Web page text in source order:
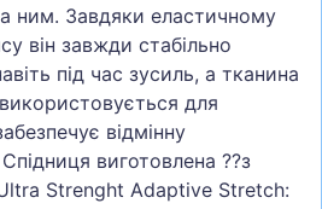
ним. Завдяки еластичному
він завжди стабільно
під час зусиль, а тканина
для
відмінну
Спідниця виготовлена ??з
Strenght Adaptive Stretch: